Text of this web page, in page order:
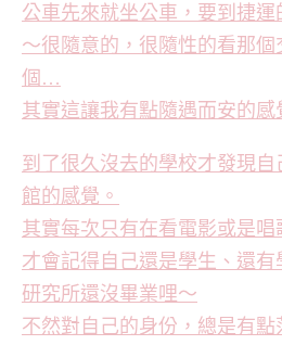
公車先來就坐公車，要到捷
～很隨意的，很隨性的看那
個…
其實這讓我有點隨遇而安的感
到了很久沒去的學校才發現
館的感覺。
其實每次只有在看電影或是唱
才會記得自己還是學生、還有
研究所還沒畢業哩～
不然對自己的身份，總是有點